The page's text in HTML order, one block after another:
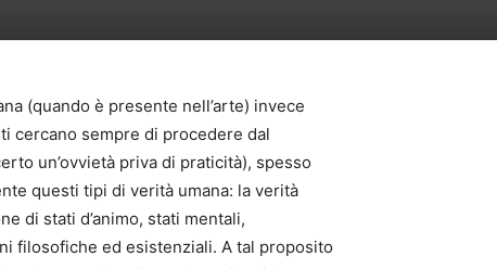
(quando è presente nell’arte) invece
cercano sempre di procedere dal
un’ovvietà priva di praticità), spesso
questi tipi di verità umana: la verità
di stati d’animo, stati mentali,
filosofiche ed esistenziali. A tal proposito